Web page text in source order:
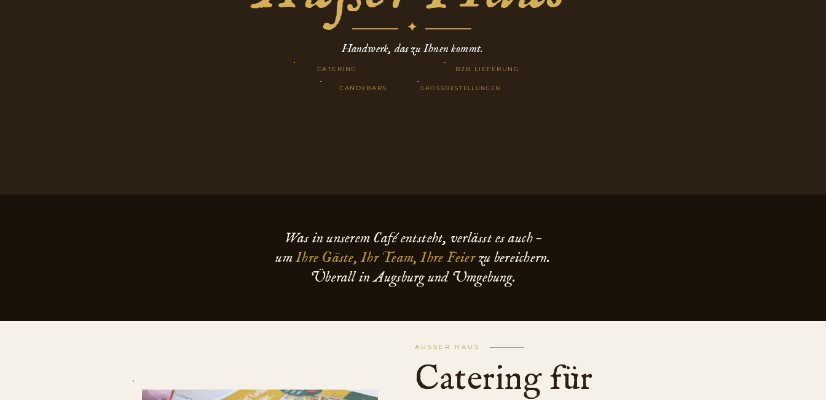
✦
Handwerk, das zu Ihnen kommt.
CATERING
CANDYBARS
B2B LIEFERUNG
GROSSBESTELLUNGEN
Was in unserem Café entsteht, verlässt es auch –
umIhre Gäste, Ihr Team, Ihre Feierzu bereichern.
Überall in Augsburg und Umgebung.
AUSSER HAUS
Catering für